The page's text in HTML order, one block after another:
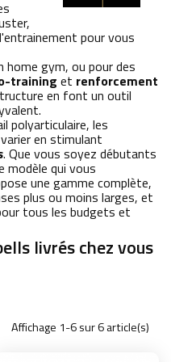
pour vous
home gym, ou pour des
training et renforcement
en font un outil
polyarticulaire, les
en stimulant
. Que vous soyez débutants
modèle qui vous
une gamme complète,
plus ou moins larges, et
tous les budgets et
livrés chez vous
Affichage 1-6 sur 6 article(s)